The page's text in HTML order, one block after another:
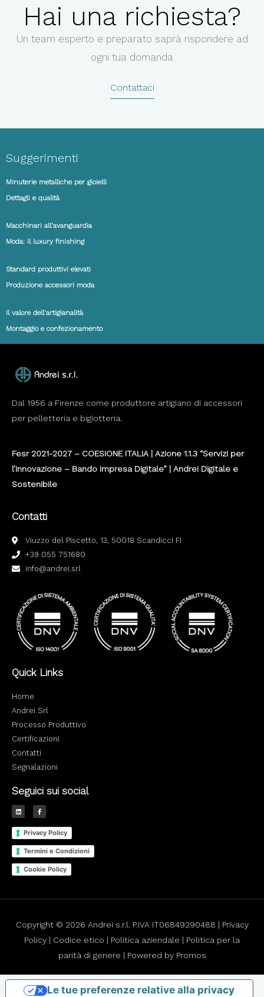
Hai una richiesta?
Un team esperto e preparato saprà rispondere ad
ogni tua domanda
Contattaci
Suggerimenti
Minuterie metalliche per gioielli
Dettagli e qualità
Macchinari all’avanguardia
Moda: il luxury finishing
Standard produttivi elevati
Produzione accessori moda
Il valore dell’artigianalità
Montaggio e confezionamento
Dal 1956 a Firenze come produttore artigiano di accessori
per pelletteria e bigiotteria.
Fesr 2021-2027 – COESIONE ITALIA | Azione 1.1.3 “Servizi per
l’Innovazione – Bando Impresa Digitale” | Andrei Digitale e
Sostenibile
Contatti
Viuzzo del Piscetto, 13, 50018 Scandicci FI
+39 055 751680
info@andrei.srl
Quick Links
Home
Andrei Srl
Processo Produttivo
Certificazioni
Contatti
Segnalazioni
Seguici sui social
L
i
n
e
d
i
n
F
a
c
b
o
o
k
-
f
Privacy Policy
Termini e Condizioni
Cookie Policy
Copyright © 2026 Andrei s.r.l. P.IVA IT06849290488 | Privacy
Policy | Codice etico | Politica aziendale | Politica per la
parità di genere | Powered by Promos
Le tue preferenze relative alla privacy